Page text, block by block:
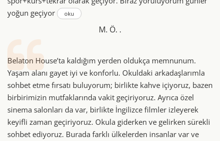
yoğun geçiyor
oku
M. Ö. .
Belaton House’ta kaldığım yerden oldukça memnunum.
Yaşam alanı gayet iyi ve konforlu. Okuldaki arkadaşlarımla
sohbet etme fırsatı buluyorum; birlikte kahve içiyoruz, bazen
birbirimizin mutfaklarında vakit geçiriyoruz. Ayrıca özel
sinema salonları da var, birlikte İngilizce filmler izleyerek
keyifli zaman geçiriyoruz. Okula giderken ve gelirken sürekli
sohbet ediyoruz. Burada farklı ülkelerden insanlar var ve